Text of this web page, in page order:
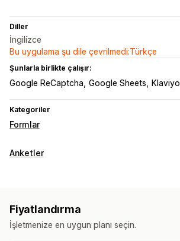
Diller
İngilizce
Bu uygulama şu dile çevrilmedi:Türkçe
Şunlarla birlikte çalışır:
Google ReCaptcha Google Sheets Klaviyo
Kategoriler
Formlar
Form türleri
Özelleştirme
Sürükle ve bırak düzenleyicisi
Anketler
Dosya yükleme
Fiyatlandırma
İşletmenize en uygun planı seçin.